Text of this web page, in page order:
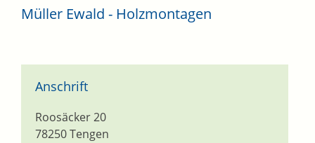
Müller Ewald - Holzmontagen
Anschrift
Roosäcker 20
78250Tengen